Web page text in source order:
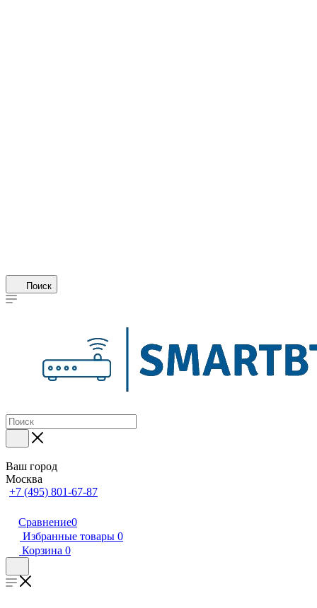
Поиск
Ваш город
Москва
+7 (495) 801-67-87
Сравнение0
Избранные товары 0
Корзина 0